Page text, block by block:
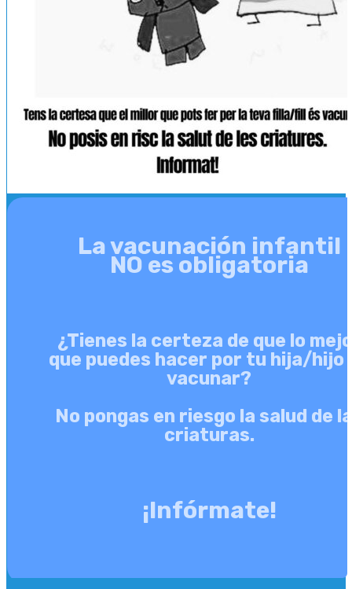
La vacunación infantil
NO es obligatoria
¿Tienes la certeza de que lo
que puedes hacer por tu hija/hijo
vacunar?
No pongas en riesgo la salud de
criaturas.
¡Infórmate!